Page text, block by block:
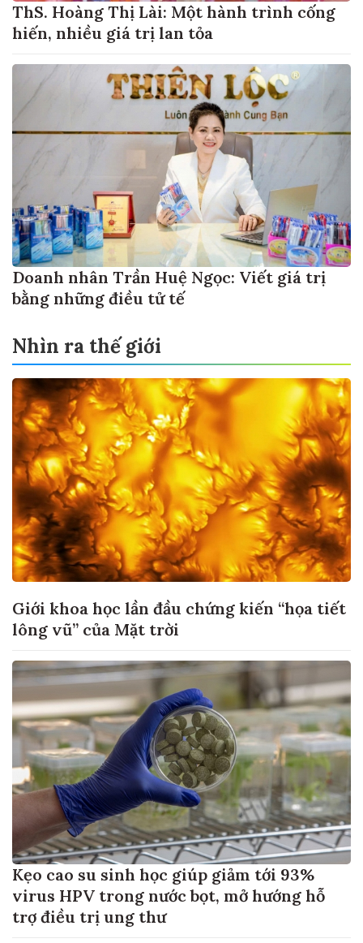
ThS. Hoàng Thị Lài: Một hành trình cống
hiến, nhiều giá trị lan tỏa
Doanh nhân Trần Huệ Ngọc: Viết giá trị
bằng những điều tử tế
Nhìn ra thế giới
Giới khoa học lần đầu chứng kiến “họa tiết
lông vũ” của Mặt trời
Kẹo cao su sinh học giúp giảm tới 93%
virus HPV trong nước bọt, mở hướng hỗ
trợ điều trị ung thư